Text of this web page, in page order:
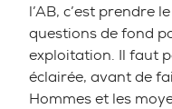
l’AB, c’est prendre
questions de fond
exploitation. Il faut
éclairée, avant de
Hommes et les